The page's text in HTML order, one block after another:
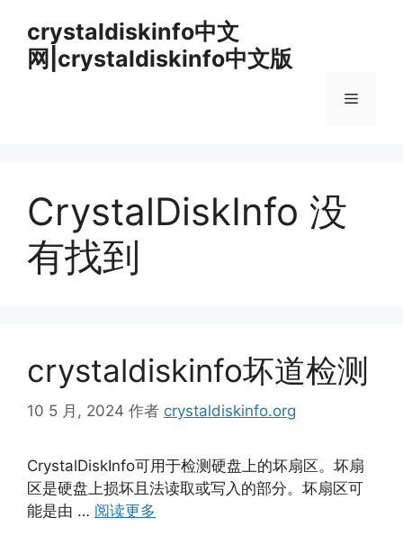
crystaldiskinfo中文
网|crystaldiskinfo中文版
菜
CrystalDiskInfo 没
有找到
crystaldiskinfo坏道检测
10 5 月, 2024 作者 crystaldiskinfo.org
CrystalDiskInfo可用于检测硬盘上的坏扇区。坏扇
区是硬盘上损坏且法读取或写入的部分。坏扇区可
能是由 … 阅读更多